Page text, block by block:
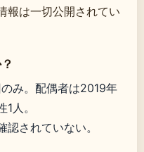
報は一切公開されてい
み。配偶者は2019年
人。
されていない。